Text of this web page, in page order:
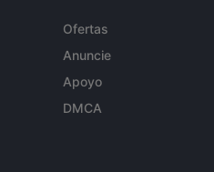
Ofertas
Anuncie
Apoyo
DMCA